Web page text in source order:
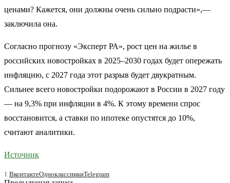
ценами? Кажется, они должны очень сильно подрасти»,—
заключила она.
Согласно прогнозу «Эксперт РА», рост цен на жилье в
российских новостройках в 2025–2030 годах будет опережать
инфляцию, с 2027 года этот разрыв будет двукратным.
Сильнее всего новостройки подорожают в России в 2027 году
— на 9,3% при инфляции в 4%. К этому времени спрос
восстановится, а ставки по ипотеке опустятся до 10%,
считают аналитики.
Источник
1 ВконтактеОдноклассникиTelegram